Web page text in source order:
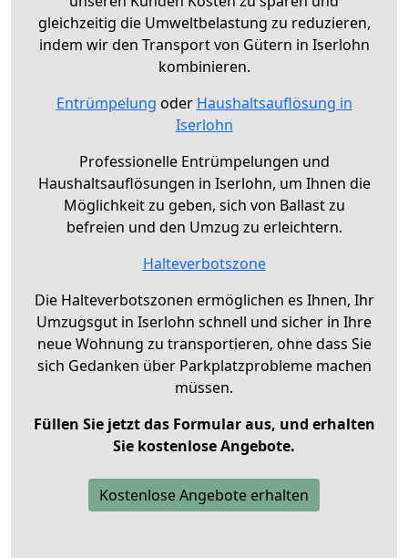
gleichzeitig die Umweltbelastung zu reduzieren,
indem wir den Transport von Gütern in Iserlohn
kombinieren.
Entrümpelung oder Haushaltsauflösung in
Iserlohn
Professionelle Entrümpelungen und
Haushaltsauflösungen in Iserlohn, um Ihnen die
Möglichkeit zu geben, sich von Ballast zu
befreien und den Umzug zu erleichtern.
Halteverbotszone
Die Halteverbotszonen ermöglichen es Ihnen, Ihr
Umzugsgut in Iserlohn schnell und sicher in Ihre
neue Wohnung zu transportieren, ohne dass Sie
sich Gedanken über Parkplatzprobleme machen
müssen.
Füllen Sie jetzt das Formular aus, und erhalten
Sie kostenlose Angebote.
Kostenlose Angebote erhalten